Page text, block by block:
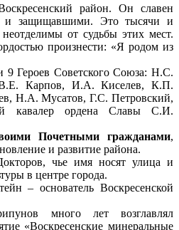
район. Он славен
и защищавшими. Это тысячи и
от судьбы этих мест.
произнести: «Я родом из
9 Героев Советского Союза: Н.С.
Карпов, И.А. Киселев, К.П.
Н.А. Мусатов, Г.С. Петровский,
кавалер ордена Славы С.И.
Почетными гражданами,
и развитие района.
чье имя носят улица и
в центре города.
– основатель Воскресенской
много лет возглавлял
«Воскресенские минеральные